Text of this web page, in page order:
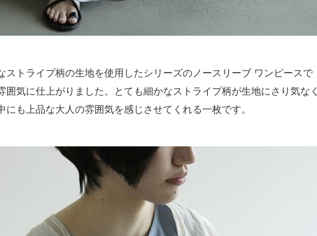
ストライプ柄の生地を使用したシリーズのノースリーブ ワンピースで
囲気に仕上がりました。とても細かなストライプ柄が生地にさり気なく
も上品な大人の雰囲気を感じさせてくれる一枚です。